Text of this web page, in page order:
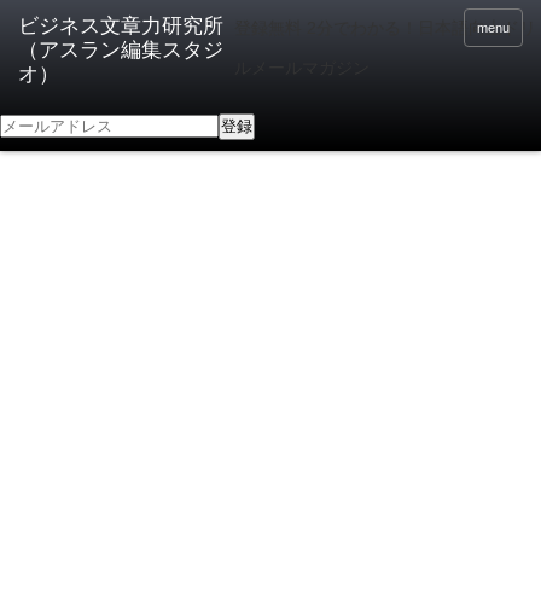
menu
登録無料 2分でわかる！日本語向上ドリ